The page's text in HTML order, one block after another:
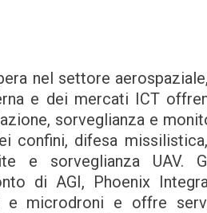
nel settore
e dei mercati ICT
sorveglianza e
confini, difesa
e sorveglianza UAV.
di AGI, Phoenix
e microdroni e offre